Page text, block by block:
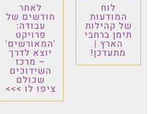
לוח
המודעות
של קהילות
תימן ברחבי
הארץ |
מתעדכן!
לאחר
חודשים של
עבודה:
פרויקט
'המאורשים'
יוצא לדרך
– מרכז
השידוכים
שכולם
ציפו לו >>>